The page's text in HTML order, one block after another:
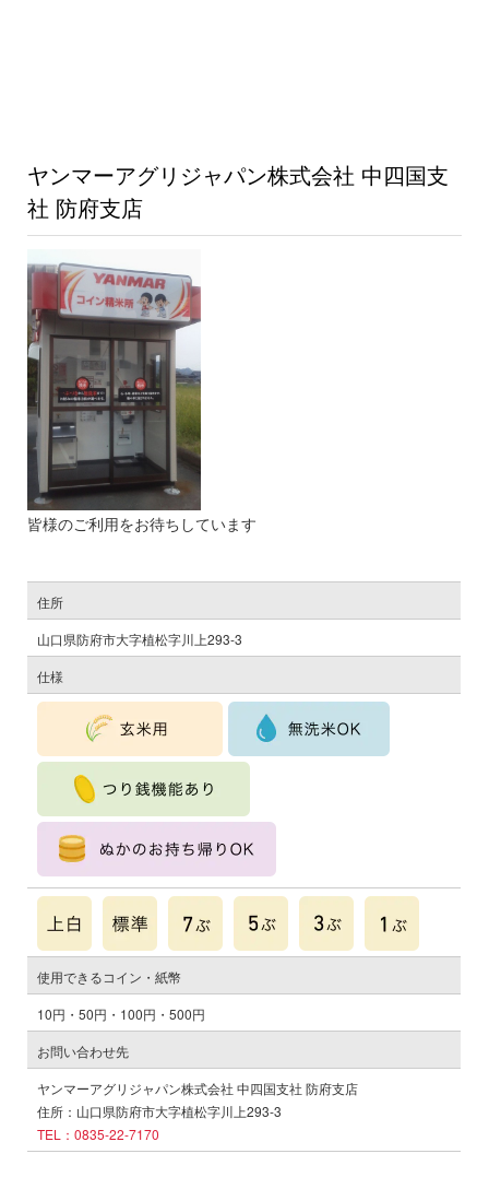
ヤンマーアグリジャパン株式会社 中四国支
社 防府支店
皆様のご利用をお待ちしています
住所
山口県防府市大字植松字川上293-3
仕様
使用できるコイン・紙幣
10円・50円・100円・500円
お問い合わせ先
ヤンマーアグリジャパン株式会社 中四国支社 防府支店
住所：山口県防府市大字植松字川上293-3
TEL：0835-22-7170